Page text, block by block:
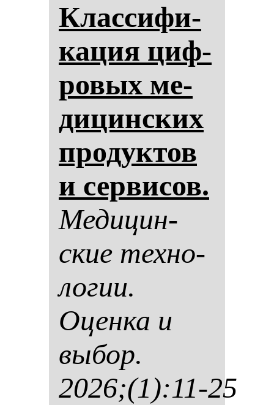
Клас­си­фи­
ка­ция циф­
ро­вых ме­
ди­цин­ских
про­дук­тов
и сер­ви­сов.
Ме­ди­цин­
ские тех­но­
ло­гии.
Оцен­ка и
вы­бор.
2026;(1):11-25